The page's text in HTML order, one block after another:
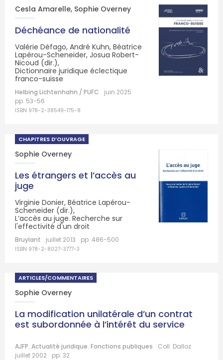
Cesla Amarelle, Sophie Overney
Déchéance de nationalité
Valérie Défago, André Kuhn, Béatrice
Lapérou-Scheneider, Josua Robert-
Nicoud (dir.),
Dictionnaire juridique éclectique
franco-suisse
Helbing Lichtenhahn / PUFC
juin 2025
pp. 53-56
ISBN 978-2-38549-175-8
CHAPITRES D’OUVRAGE
Sophie Overney
Les étrangers et l’accès au
juge
Virginie Donier, Béatrice Lapérou-
Scheneider (dir.),
L’accès au juge. Recherche sur
l'effectivité d'un droit
Bruylant juillet 2013 pp. 486-500
ISBN 978-2-8027-3777-3
ARTICLES/COMMENTAIRES
Sophie Overney
La modification unilatérale d’un contrat
est subordonnée à l’intérêt du service
AJFP. Actualité juridique. Fonctions publiques
Coll. Dalloz
juillet 2002
pp. 32